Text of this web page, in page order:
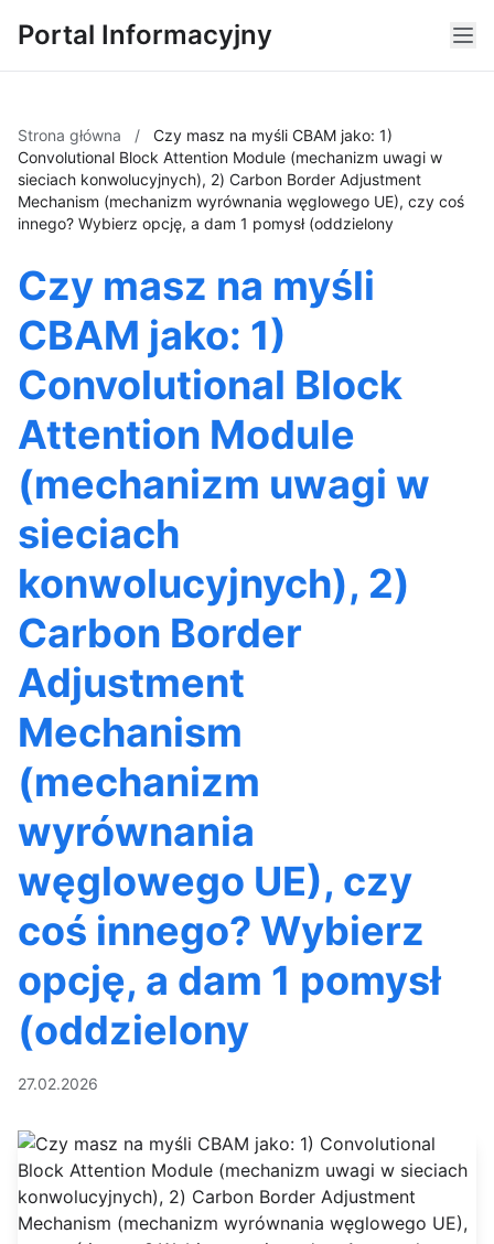
Portal Informacyjny
Strona główna /
Czy masz na myśli CBAM jako: 1)
Convolutional Block Attention Module (mechanizm uwagi w
sieciach konwolucyjnych), 2) Carbon Border Adjustment
Mechanism (mechanizm wyrównania węglowego UE), czy coś
innego? Wybierz opcję, a dam 1 pomysł (oddzielony
Czy masz na myśli
CBAM jako: 1)
Convolutional Block
Attention Module
(mechanizm uwagi w
sieciach
konwolucyjnych), 2)
Carbon Border
Adjustment
Mechanism
(mechanizm
wyrównania
węglowego UE), czy
coś innego? Wybierz
opcję, a dam 1 pomysł
(oddzielony
27.02.2026